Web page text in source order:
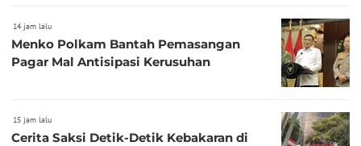
14 jam lalu
Menko Polkam Bantah Pemasangan
Pagar Mal Antisipasi Kerusuhan
15 jam lalu
Cerita Saksi Detik-Detik Kebakaran di